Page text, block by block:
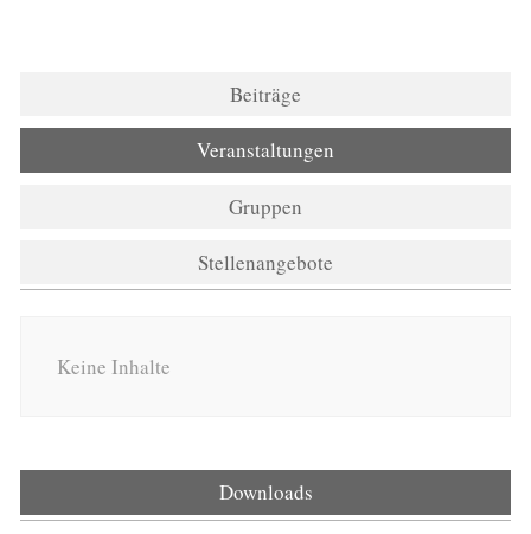
Beiträge
Veranstaltungen
Gruppen
Stellenangebote
Keine Inhalte
Downloads